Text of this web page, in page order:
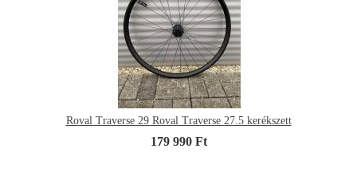
Roval Traverse 29 Roval Traverse 27.5 kerékszett
179 990 Ft